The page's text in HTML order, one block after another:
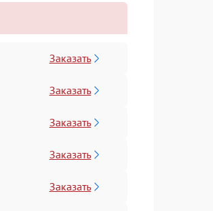
Заказать
Заказать
Заказать
Заказать
Заказать